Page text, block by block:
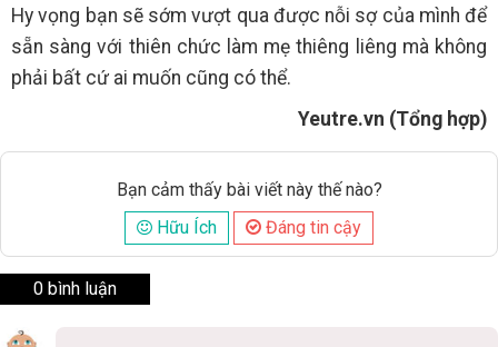
Hy vọng bạn sẽ sớm vượt qua được nỗi sợ của mình để
sẵn sàng với thiên chức làm mẹ thiêng liêng mà không
phải bất cứ ai muốn cũng có thể.
Yeutre.vn (Tổng hợp)
Bạn cảm thấy bài viết này thế nào?
Hữu Ích
Đáng tin cậy
0 bình luận